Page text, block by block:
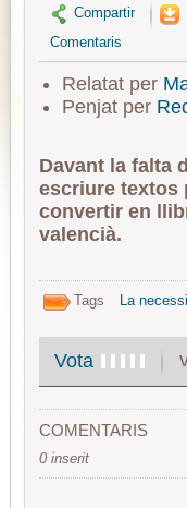
Compartir
Comentaris
Relatat per
Penjat per
Davant la falta
escriure textos
convertir en
valencià.
Tags La
Vota
COMENTARIS
0 inserit